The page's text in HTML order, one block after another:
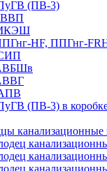
(ПВ-3)
HF, ППГнг-
(ПВ-3) в